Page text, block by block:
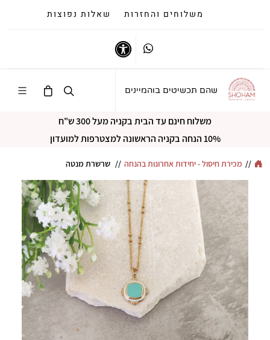
משלוחים והחזרות שאלות נפוצות
Whatsapp
שהם תכשיטים בוהמיינים
משלוח חינם עד הבית בקניה מעל 300 ש"ח
10% הנחה בקניה הראשונה למצטרפות למועדון
// מכירת חיסול - יחידות אחרונות בהנחה // שרשרת מנטה